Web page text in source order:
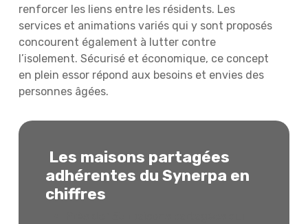
renforcer les liens entre les résidents. Les
services et animations variés qui y sont proposés
concourent également à lutter contre
l’isolement. Sécurisé et économique, ce concept
en plein essor répond aux besoins et envies des
personnes âgées.
Les maisons partagées
adhérentes du Synerpa en
chiffres